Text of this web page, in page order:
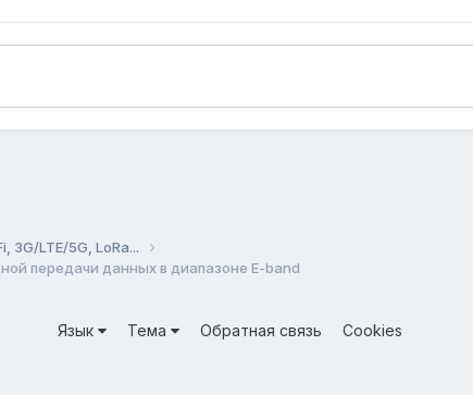
3G/LTE/5G, LoRa...
передачи данных в диапазоне E-band
Язык Тема Обратная связь Cookies